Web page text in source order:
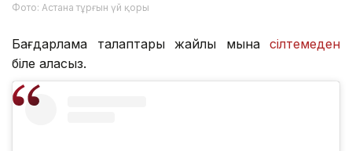
Фото: Астана тұрғын үй қоры
Бағдарлама талаптары жайлы мына сілтемеден
біле аласыз.